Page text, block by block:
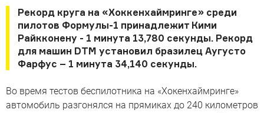
Рекорд круга на «Хоккенхаймринге» среди
пилотов Формулы-1 принадлежит Кими
Райкконену - 1 минута 13,780 секунды. Рекорд
для машин DTM установил бразилец Аугусто
Фарфус – 1 минута 34,140 секунды.
Во время тестов беспилотника на «Хокенхаймринге»
автомобиль разгонялся на прямиках до 240 километров